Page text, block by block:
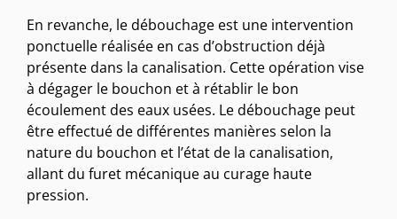
En revanche, le débouchage est une intervention
ponctuelle réalisée en cas d’obstruction déjà
présente dans la canalisation. Cette opération vise
à dégager le bouchon et à rétablir le bon
écoulement des eaux usées. Le débouchage peut
être effectué de différentes manières selon la
nature du bouchon et l’état de la canalisation,
allant du furet mécanique au curage haute
pression.